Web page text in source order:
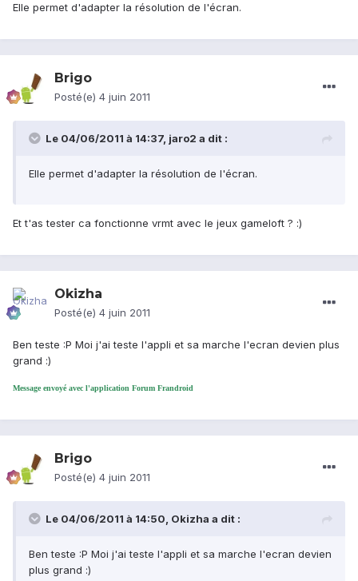
Elle permet d'adapter la résolution de l'écran.
Brigo
Posté(e) 4 juin 2011
Le 04/06/2011 à 14:37, jaro2 a dit :
Elle permet d'adapter la résolution de l'écran.
Et t'as tester ca fonctionne vrmt avec le jeux gameloft ? :)
Okizha
Posté(e) 4 juin 2011
Ben teste :P Moi j'ai teste l'appli et sa marche l'ecran devien plus
grand :)
Message envoyé avec l'application Forum Frandroid
Brigo
Posté(e) 4 juin 2011
Le 04/06/2011 à 14:50, Okizha a dit :
Ben teste :P Moi j'ai teste l'appli et sa marche l'ecran devien
plus grand :)